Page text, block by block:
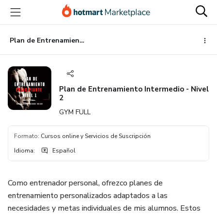
principal
página
de
página
Plan de Entrenamiento Intermedio - Nivel 2
Plan de Entrenamiento Intermedio - Nivel
2
GYM FULL
Formato: Cursos online y Servicios de Suscripción
Idioma: Español
Como entrenador personal, ofrezco planes de
entrenamiento personalizados adaptados a las
necesidades y metas individuales de mis alumnos. Estos